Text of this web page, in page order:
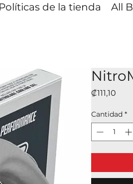
Políticas de la tienda All
₡111,10
Cantidad *